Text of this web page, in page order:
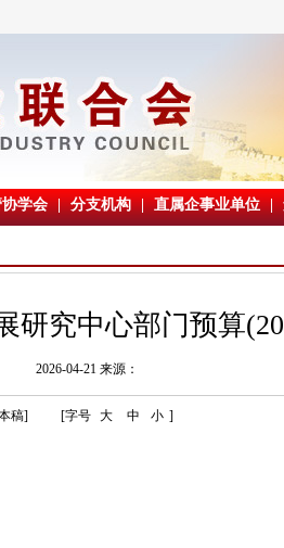
学会 | 分支机构 | 直属企事业单位 |
研究中心部门预算
2026-04-21 来源：
稿] [字号 大 中 小 ]